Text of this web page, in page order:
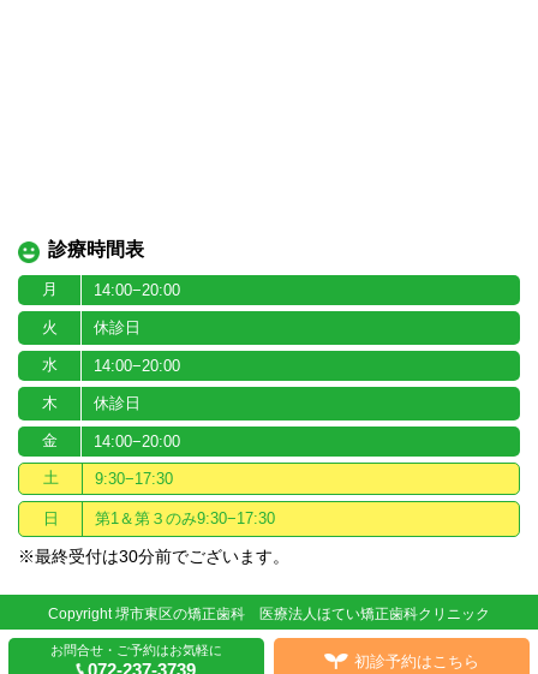
診療時間表
月 14:00−20:00
火 休診日
水 14:00−20:00
木 休診日
金 14:00−20:00
土 9:30−17:30
日 第1＆第３のみ9:30−17:30
※最終受付は30分前でございます。
Copyright 堺市東区の矯正歯科 医療法人ほてい矯正歯科クリニック
お問合せ・ご予約はお気軽に
072-237-3739 初診予約はこちら